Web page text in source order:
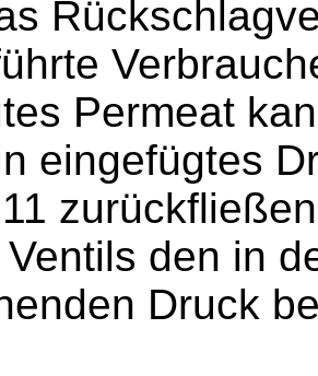
Permeat
eingefügtes
den in
Druck